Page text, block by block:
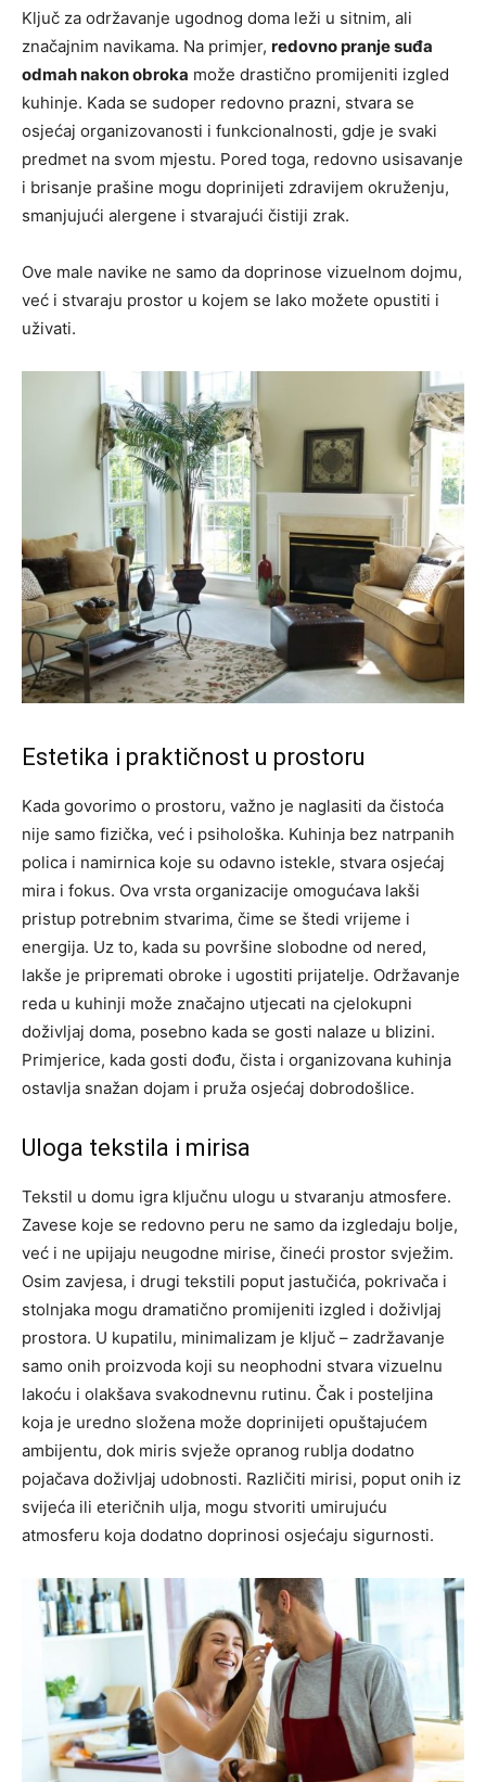
Ključ za održavanje ugodnog doma leži u sitnim, ali
značajnim navikama. Na primjer, redovno pranje suđa
odmah nakon obroka može drastično promijeniti izgled
kuhinje. Kada se sudoper redovno prazni, stvara se
osjećaj organizovanosti i funkcionalnosti, gdje je svaki
predmet na svom mjestu. Pored toga, redovno usisavanje
i brisanje prašine mogu doprinijeti zdravijem okruženju,
smanjujući alergene i stvarajući čistiji zrak.
Ove male navike ne samo da doprinose vizuelnom dojmu,
već i stvaraju prostor u kojem se lako možete opustiti i
uživati.
Estetika i praktičnost u prostoru
Kada govorimo o prostoru, važno je naglasiti da čistoća
nije samo fizička, već i psihološka. Kuhinja bez natrpanih
polica i namirnica koje su odavno istekle, stvara osjećaj
mira i fokus. Ova vrsta organizacije omogućava lakši
pristup potrebnim stvarima, čime se štedi vrijeme i
energija. Uz to, kada su površine slobodne od nered,
lakše je pripremati obroke i ugostiti prijatelje. Održavanje
reda u kuhinji može značajno utjecati na cjelokupni
doživljaj doma, posebno kada se gosti nalaze u blizini.
Primjerice, kada gosti dođu, čista i organizovana kuhinja
ostavlja snažan dojam i pruža osjećaj dobrodošlice.
Uloga tekstila i mirisa
Tekstil u domu igra ključnu ulogu u stvaranju atmosfere.
Zavese koje se redovno peru ne samo da izgledaju bolje,
već i ne upijaju neugodne mirise, čineći prostor svježim.
Osim zavjesa, i drugi tekstili poput jastučića, pokrivača i
stolnjaka mogu dramatično promijeniti izgled i doživljaj
prostora. U kupatilu, minimalizam je ključ – zadržavanje
samo onih proizvoda koji su neophodni stvara vizuelnu
lakoću i olakšava svakodnevnu rutinu. Čak i posteljina
koja je uredno složena može doprinijeti opuštajućem
ambijentu, dok miris svježe opranog rublja dodatno
pojačava doživljaj udobnosti. Različiti mirisi, poput onih iz
svijeća ili eteričnih ulja, mogu stvoriti umirujuću
atmosferu koja dodatno doprinosi osjećaju sigurnosti.